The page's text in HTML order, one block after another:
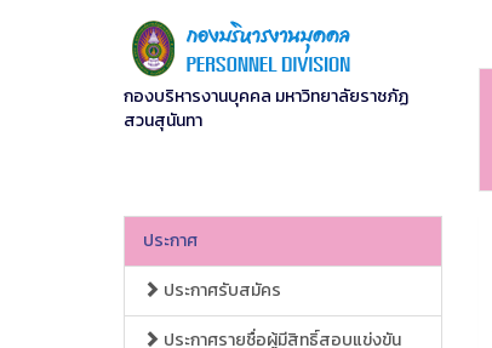
กองบริหารงานบุคคล มหาวิทยาลัยราชภัฏ
สวนสุนันทา
ประกาศ
ประกาศรับสมัคร
ประกาศรายชื่อผู้มีสิทธิ์สอบแข่งขัน